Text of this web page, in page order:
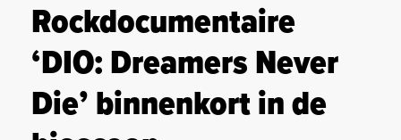
Rockdocumentaire
‘DIO: Dreamers Never
Die’ binnenkort in de